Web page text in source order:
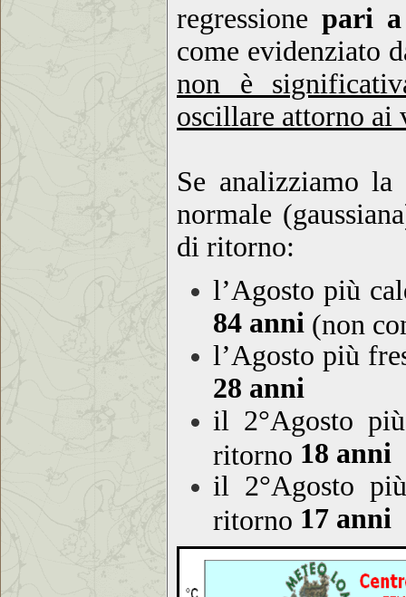
regressione pari a
come evidenziato
non è
oscillare attorno
Se analizziamo
normale
di ritorno:
l’Agosto più
84 anni (non
l’Agosto più
28 anni
il 2°Agosto
ritorno 18 anni
il 2°Agosto
ritorno 17 anni